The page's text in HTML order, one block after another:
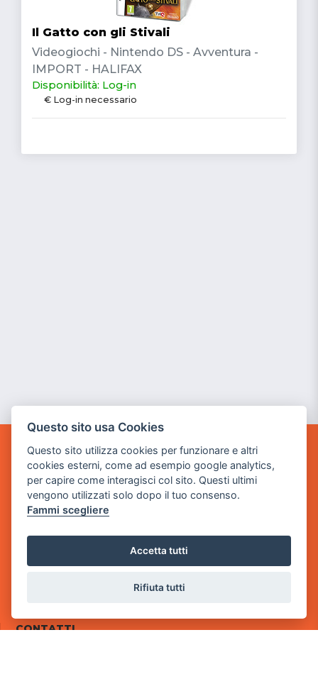
Il Gatto con gli Stivali
Videogiochi - Nintendo DS - Avventura -
IMPORT - HALIFAX
Disponibilità: Log-in
€ Log-in necessario
POWER GAME SRL
Sede Legale
via Villaggio dei Platani, 3
via Industriale, 2 - 25082 Botticino, BS
Partita iva 03308130982
CONTATTI
Questo sito usa Cookies
Questo sito utilizza cookies per funzionare e altri
cookies esterni, come ad esempio google analytics,
per capire come interagisci col sito. Questi ultimi
vengono utilizzati solo dopo il tuo consenso.
Fammi scegliere
Accetta tutti
Rifiuta tutti